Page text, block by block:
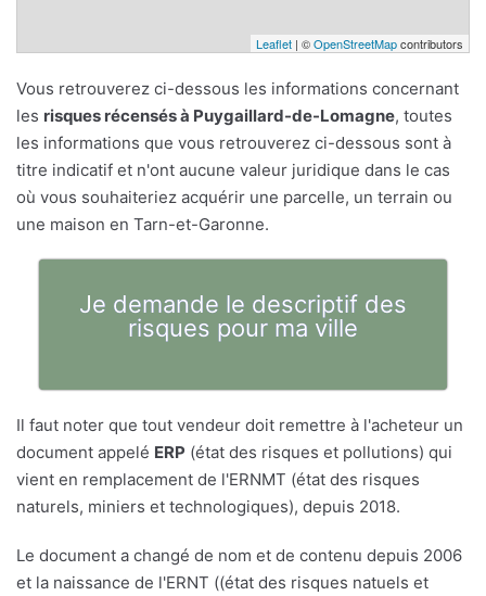
Leaflet | ©OpenStreetMapcontributors
Vous retrouverez ci-dessous les informations concernant
les risques récensés à Puygaillard-de-Lomagne, toutes
les informations que vous retrouverez ci-dessous sont à
titre indicatif et n'ont aucune valeur juridique dans le cas
où vous souhaiteriez acquérir une parcelle, un terrain ou
une maison en Tarn-et-Garonne.
Je demande le descriptif des
risques pour ma ville
Il faut noter que tout vendeur doit remettre à l'acheteur un
document appelé ERP (état des risques et pollutions) qui
vient en remplacement de l'ERNMT (état des risques
naturels, miniers et technologiques), depuis 2018.
Le document a changé de nom et de contenu depuis 2006
et la naissance de l'ERNT ((état des risques natuels et